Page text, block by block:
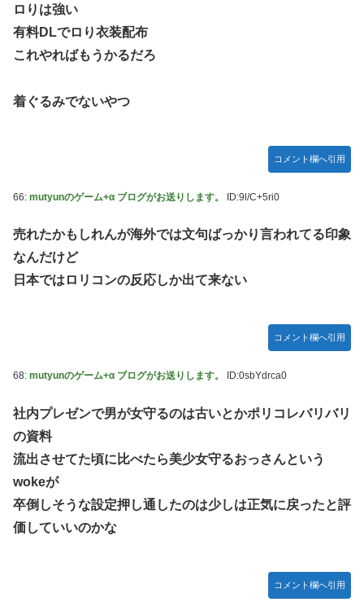
ロりは強い
有料DLでロり衣装配布
これやればもうかるだろ
着ぐるみでないやつ
コメント欄へ引用
66: mutyunのゲーム+α ブログがお送りします。 ID:9l/C+5ri0
売れたかもしれんが海外では文句ばっかり言われてる印象
なんだけど
日本ではロリコンの反応しか出て来ない
コメント欄へ引用
68: mutyunのゲーム+α ブログがお送りします。 ID:0sbYdrca0
社内プレゼンで男が女守るのは古いとかポリコレバリバリ
の資料
流出させてた頃に比べたら美少女守るおっさんという
wokeが
卒倒しそうな設定押し通したのは少しは正気に戻ったと評
価していいのかな
コメント欄へ引用